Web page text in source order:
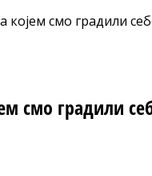
смо градили
смо градили